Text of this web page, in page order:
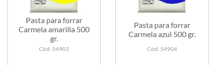
Pasta para forrar
Carmela amarilla 500
gr.
Cód: 54903
Pasta para forrar
Carmela azul 500 gr.
Cód: 54904